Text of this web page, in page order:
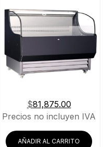
$81,875.00
Precios no incluyen IVA
AÑADIR AL CARRITO